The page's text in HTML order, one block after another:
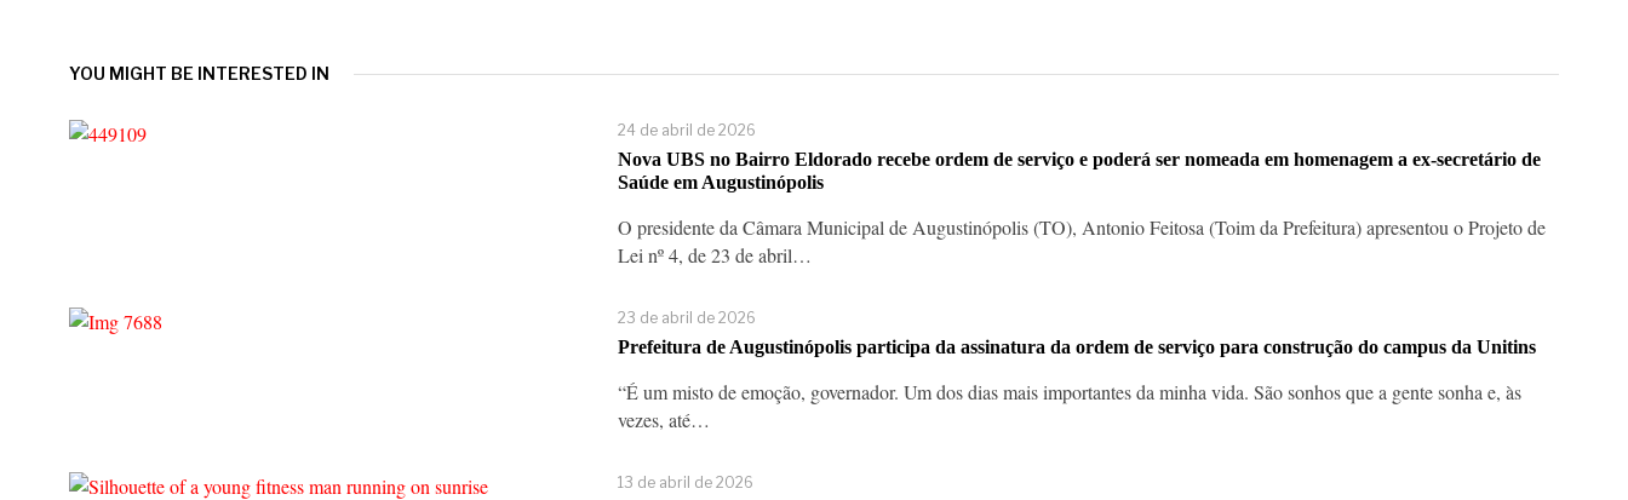
YOU MIGHT BE INTERESTED IN
24 de abril de 2026
Nova UBS no Bairro Eldorado recebe ordem de serviço e poderá ser nomeada em homenagem a ex-secretário de
Saúde em Augustinópolis
O presidente da Câmara Municipal de Augustinópolis (TO), Antonio Feitosa (Toim da Prefeitura) apresentou o Projeto de
Lei nº 4, de 23 de abril…
23 de abril de 2026
Prefeitura de Augustinópolis participa da assinatura da ordem de serviço para construção do campus da Unitins
“É um misto de emoção, governador. Um dos dias mais importantes da minha vida. São sonhos que a gente sonha e, às
vezes, até…
13 de abril de 2026